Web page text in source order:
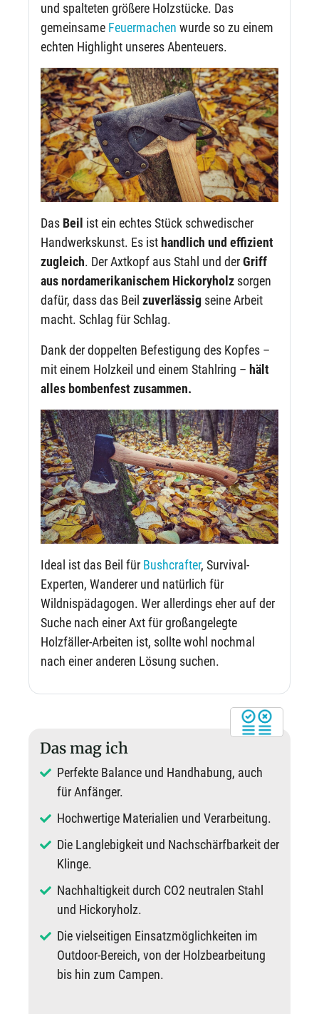
und spalteten größere Holzstücke. Das
gemeinsame Feuermachen wurde so zu einem
echten Highlight unseres Abenteuers.
Das Beil ist ein echtes Stück schwedischer
Handwerkskunst. Es ist handlich und effizient
zugleich. Der Axtkopf aus Stahl und derGriff
aus nordamerikanischem Hickoryholz sorgen
dafür, dass das Beil zuverlässig seine Arbeit
macht. Schlag für Schlag.
Dank der doppelten Befestigung des Kopfes –
mit einem Holzkeil und einem Stahlring – hält
alles bombenfest zusammen.
Ideal ist das Beil für Bushcrafter, Survival-
Experten, Wanderer und natürlich für
Wildnispädagogen. Wer allerdings eher auf der
Suche nach einer Axt für großangelegte
Holzfäller-Arbeiten ist, sollte wohl nochmal
nach einer anderen Lösung suchen.
Das mag ich
Perfekte Balance und Handhabung, auch
für Anfänger.
Hochwertige Materialien und Verarbeitung.
Die Langlebigkeit und Nachschärfbarkeit der
Klinge.
Nachhaltigkeit durch CO2 neutralen Stahl
und Hickoryholz.
Die vielseitigen Einsatzmöglichkeiten im
Outdoor-Bereich, von der Holzbearbeitung
bis hin zum Campen.